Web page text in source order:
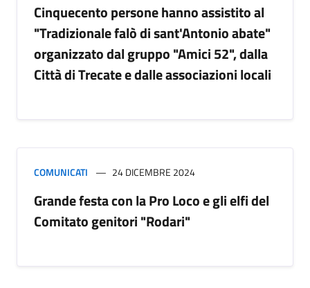
Cinquecento persone hanno assistito al
"Tradizionale falò di sant'Antonio abate"
organizzato dal gruppo "Amici 52", dalla
Città di Trecate e dalle associazioni locali
COMUNICATI 24 DICEMBRE 2024
Grande festa con la Pro Loco e gli elfi del
Comitato genitori "Rodari"